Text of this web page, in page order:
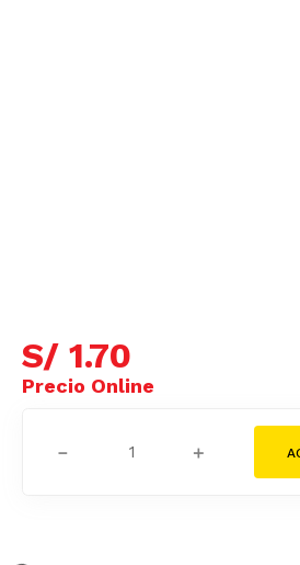
Tarjeta Cencosud
S/ 1.53